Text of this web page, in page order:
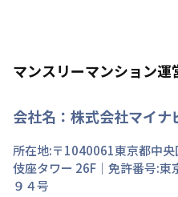
マンスリーマンション運
会社名： 株式会社マイナ
所在地:〒1040061東京都中央
伎座タワー 26F ｜免許番号:東
９４号